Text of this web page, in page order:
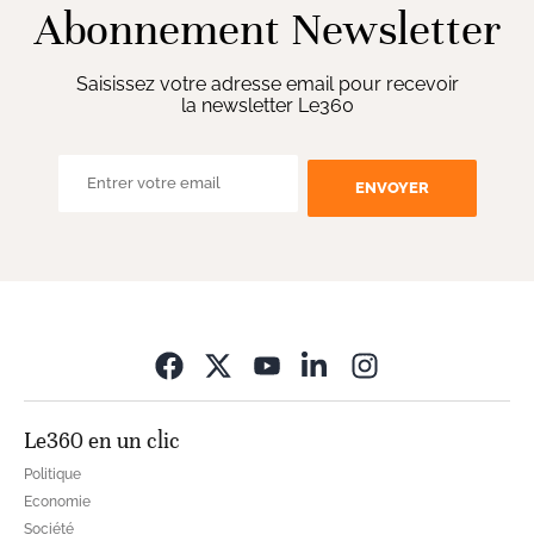
Abonnement Newsletter
Saisissez votre adresse email pour recevoir
la newsletter Le360
ENVOYER
Le360 en un clic
Politique
Economie
Société